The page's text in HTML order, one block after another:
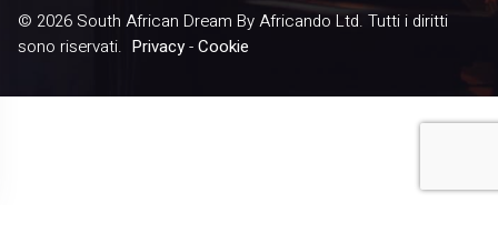
© 2026 South African Dream By Africando Ltd. Tutti i diritti
sono riservati. Privacy-Cookie